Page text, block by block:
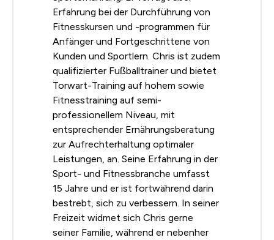
Erfahrung bei der Durchführung von
Fitnesskursen und -programmen für
Anfänger und Fortgeschrittene von
Kunden und Sportlern. Chris ist zudem
qualifizierter Fußballtrainer und bietet
Torwart-Training auf hohem sowie
Fitnesstraining auf semi-
professionellem Niveau, mit
entsprechender Ernährungsberatung
zur Aufrechterhaltung optimaler
Leistungen, an. Seine Erfahrung in der
Sport- und Fitnessbranche umfasst
15 Jahre und er ist fortwährend darin
bestrebt, sich zu verbessern. In seiner
Freizeit widmet sich Chris gerne
seiner Familie, während er nebenher